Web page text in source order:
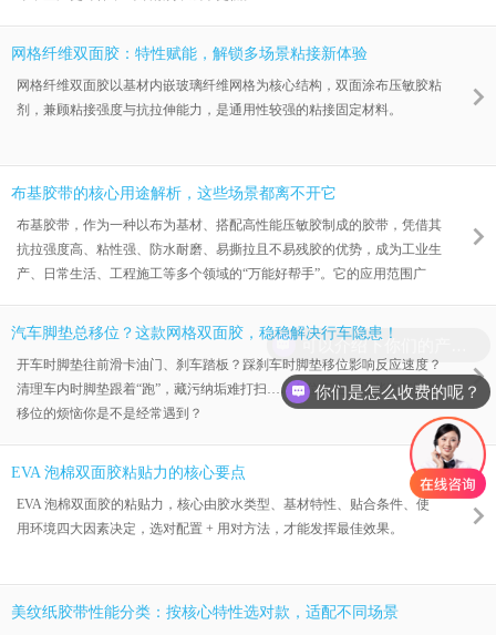
网格纤维双面胶：特性赋能，解锁多场景粘接新体验
网格纤维双面胶以基材内嵌玻璃纤维网格为核心结构，双面涂布压敏胶粘
剂，兼顾粘接强度与抗拉伸能力，是通用性较强的粘接固定材料。
布基胶带的核心用途解析，这些场景都离不开它
布基胶带，作为一种以布为基材、搭配高性能压敏胶制成的胶带，凭借其
抗拉强度高、粘性强、防水耐磨、易撕拉且不易残胶的优势，成为工业生
产、日常生活、工程施工等多个领域的“万能好帮手”。它的应用范围广
它的身影。东莞市海翔胶粘制品有限公司深耕胶粘领域，生产的布基胶带
途。
汽车脚垫总移位？这款网格双面胶，稳稳解决行车隐患！
开车时脚垫往前滑卡油门、刹车踏板？踩刹车时脚垫移位影响反应速度？
清理车内时脚垫跟着“跑”，藏污纳垢难打扫……各位车主，这些汽车脚垫
移位的烦恼你是不是经常遇到？
EVA 泡棉双面胶粘贴力的核心要点
EVA 泡棉双面胶的粘贴力，核心由胶水类型、基材特性、贴合条件、使
用环境四大因素决定，选对配置 + 用对方法，才能发挥最佳效果。
美纹纸胶带性能分类：按核心特性选对款，适配不同场景
你们是怎么收费的呢？